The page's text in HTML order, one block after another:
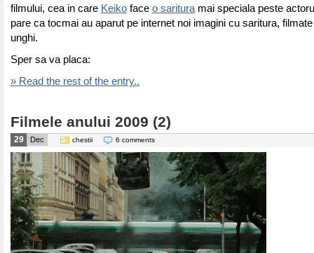
filmului, cea in care Keiko face o saritura mai speciala peste
pare ca tocmai au aparut pe internet noi imagini cu saritura,
unghi.
Sper sa va placa:
» Read the rest of the entry..
Filmele anului 2009 (2)
29 Dec chestii 6 comments